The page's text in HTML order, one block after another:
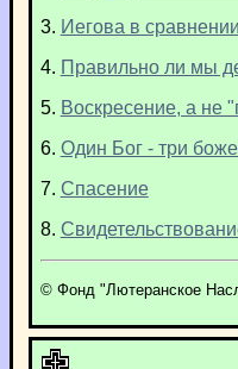
3. Иегова в
4. Правильно ли мы
5. Воскресение, а не
6. Один Бог - три
7. Спасение
8.
© Фонд "Лютеранское